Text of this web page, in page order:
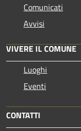
Comunicati
Avvisi
VIVERE IL COMUNE
Luoghi
Eventi
CONTATTI